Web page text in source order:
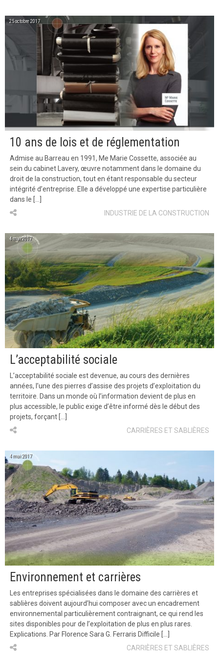
25 octobre 2017
10 ans de lois et de réglementation
Admise au Barreau en 1991, Me Marie Cossette, associée au
sein du cabinet Lavery, œuvre notamment dans le domaine du
droit de la construction, tout en étant responsable du secteur
intégrité d’entreprise. Elle a développé une expertise particulière
dans le […]
INDUSTRIE DE LA CONSTRUCTION
4 mai 2017
L’acceptabilité sociale
L’acceptabilité sociale est devenue, au cours des dernières
années, l’une des pierres d’assise des projets d’exploitation du
territoire. Dans un monde où l’information devient de plus en
plus accessible, le public exige d’être informé dès le début des
projets, forçant […]
CARRIÈRES ET SABLIÈRES
4 mai 2017
Environnement et carrières
Les entreprises spécialisées dans le domaine des carrières et
sablières doivent aujourd’hui composer avec un encadrement
environnemental particulièrement contraignant, ce qui rend les
sites disponibles pour de l’exploitation de plus en plus rares.
Explications. Par Florence Sara G. Ferraris Difficile […]
CARRIÈRES ET SABLIÈRES